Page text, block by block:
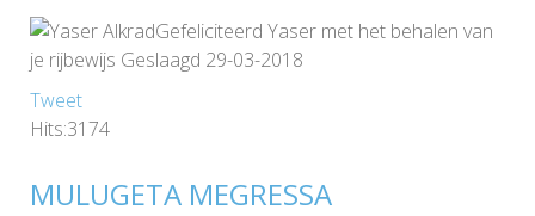
Gefeliciteerd Yaser met het behalen van
je rijbewijs Geslaagd 29-03-2018
Tweet
Hits:3174
MULUGETA MEGRESSA